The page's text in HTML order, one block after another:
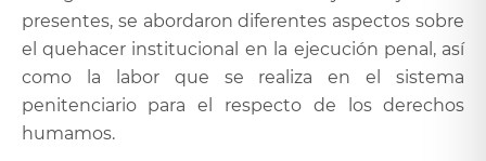
presentes, se abordaron diferentes aspectos sobre
el quehacer institucional en la ejecución penal, así
como la labor que se realiza en el sistema
penitenciario para el respecto de los derechos
humamos.